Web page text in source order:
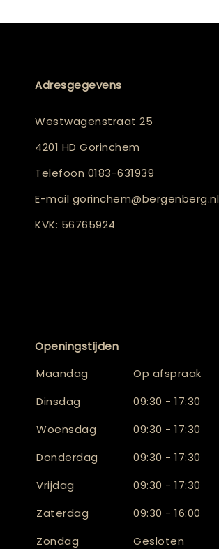
Adresgegevens
Westwagenstraat 25
4201 HD Gorinchem
Telefoon 0183-631939
E-mail gorinchem@bergenberg.nl
KVK: 56765924
Openingstijden
Maandag
Op afspraak
Dinsdag
09:30 - 17:30
Woensdag
09:30 - 17:30
Donderdag
09:30 - 17:30
Vrijdag
09:30 - 17:30
Zaterdag
09:30 - 16:00
Zondag
Gesloten